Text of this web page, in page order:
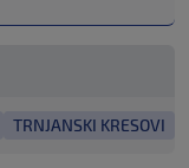
TRNJANSKI KRESOVI